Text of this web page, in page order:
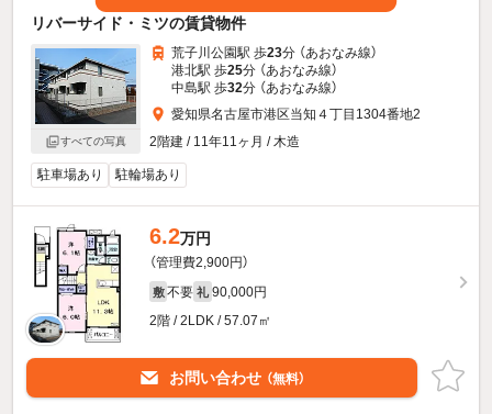
リバーサイド・ミツの賃貸物件
すべての写真
荒子川公園駅 歩23分 （あおなみ線）
港北駅 歩25分 （あおなみ線）
中島駅 歩32分 （あおなみ線）
愛知県名古屋市港区当知４丁目1304番地2
2階建 / 11年11ヶ月 / 木造
駐車場あり 駐輪場あり
6.2万円
（管理費2,900円）
敷 不要 礼 90,000円
2階 / 2LDK / 57.07㎡
お問い合わせ （無料）